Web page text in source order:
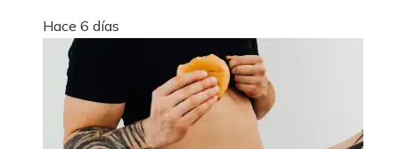
Hace 6 días